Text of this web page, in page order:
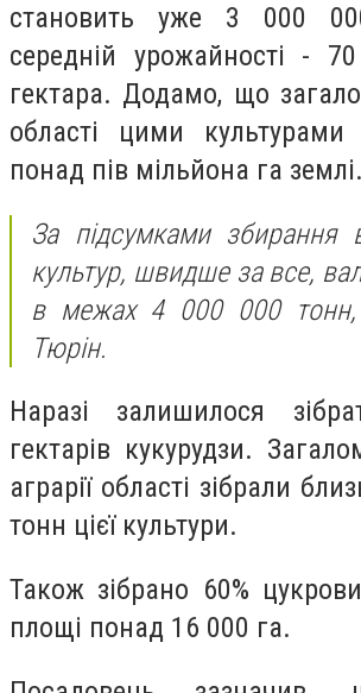
становить уже 3 000
середній урожайності -
гектара. Додамо, що
області цими культурами
понад пів мільйона га землі.
За підсумками збирання
культур, швидше за все,
в межах 4 000 000 тонн,
Тюрін.
Наразі залишилося
гектарів кукурудзи.
аграрії області зібрали
тонн цієї культури.
Також зібрано 60%
площі понад 16 000 га.